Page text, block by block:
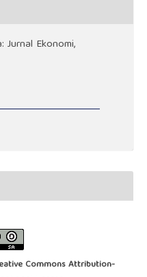
Jurnal Ekonomi,
Commons Attribution-